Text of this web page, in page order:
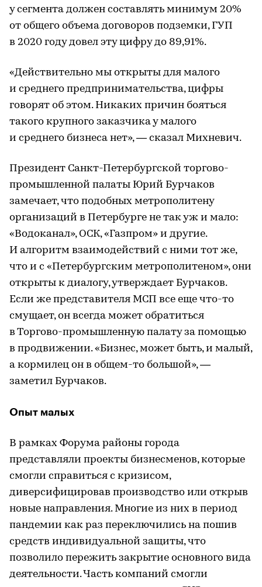
у сегмента должен составлять минимум 20%
от общего объема договоров подземки, ГУП
в 2020 году довел эту цифру до 89,91%.
«Действительно мы открыты для малого
и среднего предпринимательства, цифры
говорят об этом. Никаких причин бояться
такого крупного заказчика у малого
и среднего бизнеса нет», — сказал Михневич.
Президент Санкт-Петербургской торгово-
промышленной палаты Юрий Бурчаков
замечает, что подобных метрополитену
организаций в Петербурге не так уж и мало:
«Водоканал», ОСК, «Газпром» и другие.
И алгоритм взаимодействий с ними тот же,
что и с «Петербургским метрополитеном», они
открыты к диалогу, утверждает Бурчаков.
Если же представителя МСП все еще что-то
смущает, он всегда может обратиться
в Торгово-промышленную палату за помощью
в продвижении. «Бизнес, может быть, и малый,
а кормилец он в общем-то большой», —
заметил Бурчаков.
Опыт малых
В рамках Форума районы города
представляли проекты бизнесменов, которые
смогли справиться с кризисом,
диверсифицировав производство или открыв
новые направления. Многие из них в период
пандемии как раз переключились на пошив
средств индивидуальной защиты, что
позволило пережить закрытие основного вида
деятельности. Часть компаний смогли